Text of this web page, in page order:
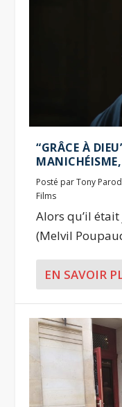
“GRÂCE À
Posté parTony
Films
Alors qu’il
(Melvil
EN SAVOIR